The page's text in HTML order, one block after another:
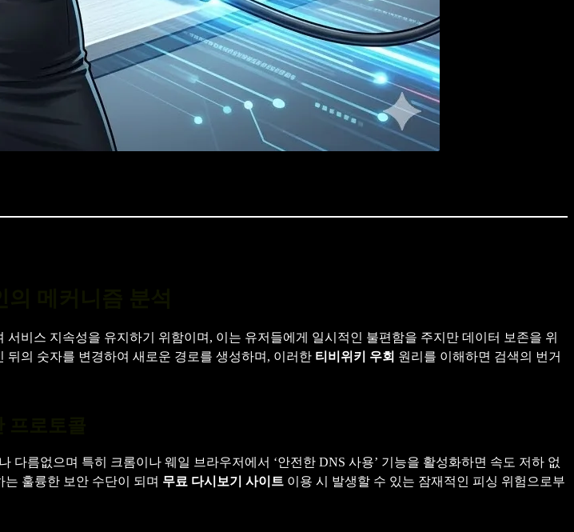
비스 지속성을 유지하기 위함이며, 이는 유저들에게 일시적인 불편함을 주지만 데이터 보존을 위
의 숫자를 변경하여 새로운 경로를 생성하며, 이러한 티비위키 우회 원리를 이해하면 검색의 번거
다름없으며 특히 크롬이나 웨일 브라우저에서 ‘안전한 DNS 사용’ 기능을 활성화하면 속도 저하 없
훌륭한 보안 수단이 되며 무료 다시보기 사이트 이용 시 발생할 수 있는 잠재적인 피싱 위험으로부